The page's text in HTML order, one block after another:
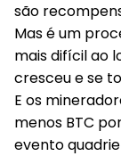
são
Mas é um
mais difícil ao
cresceu e se
E os
menos BTC
evento